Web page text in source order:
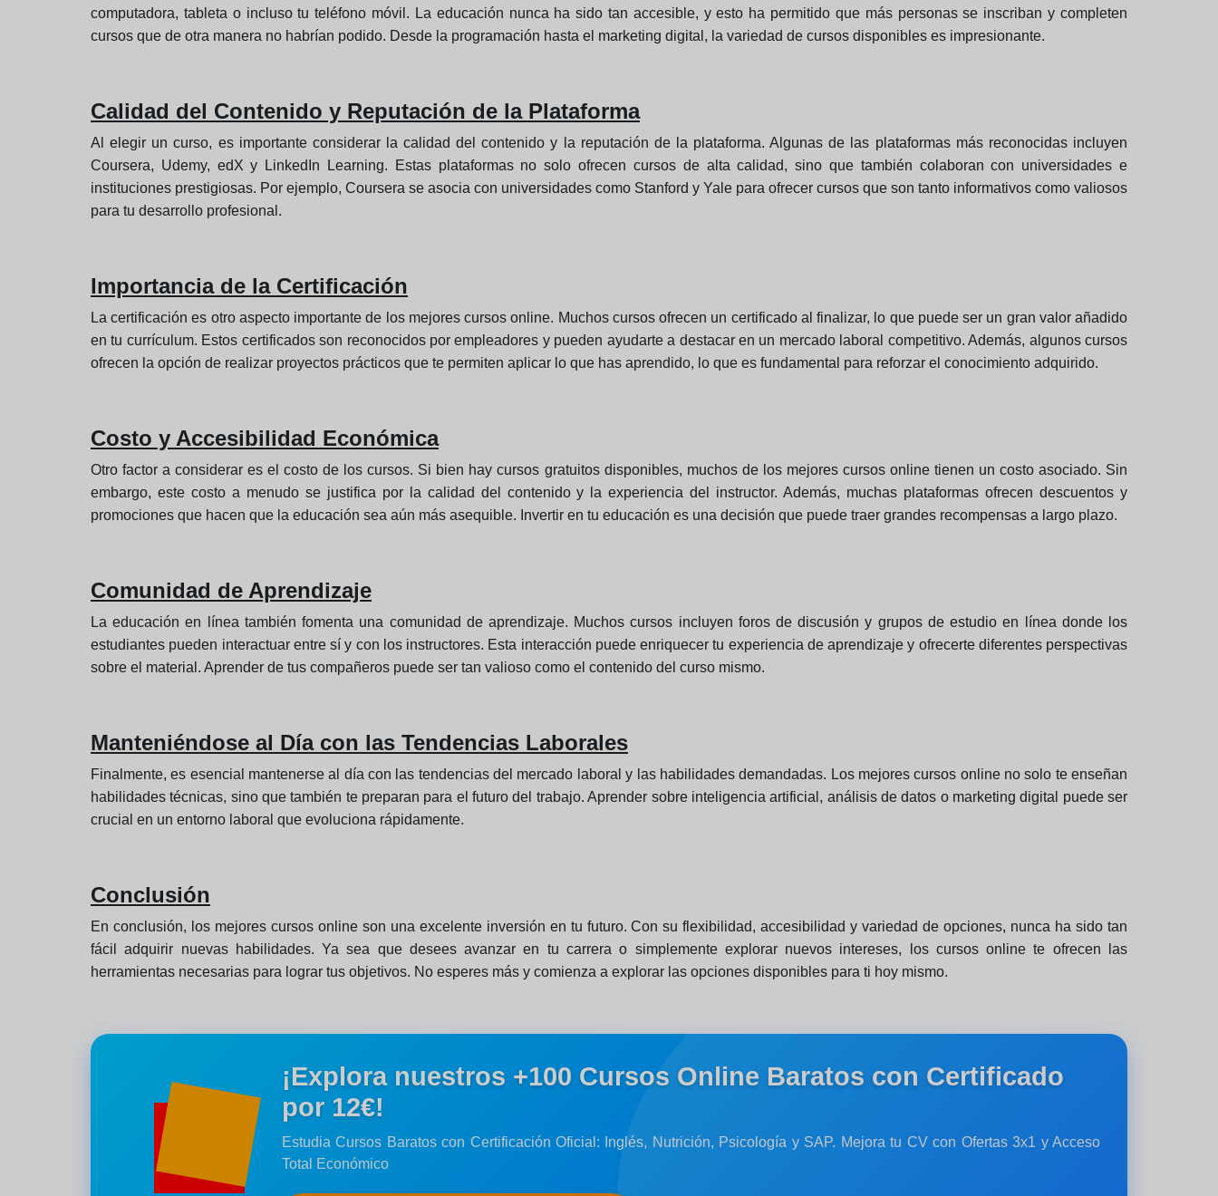
computadora, tableta o incluso tu teléfono móvil. La educación nunca ha sido tan accesible, y esto ha permitido que más personas se inscriban y completen
cursos que de otra manera no habrían podido. Desde la programación hasta el marketing digital, la variedad de cursos disponibles es impresionante.
Calidad del Contenido y Reputación de la Plataforma
Al elegir un curso, es importante considerar la calidad del contenido y la reputación de la plataforma. Algunas de las plataformas más reconocidas incluyen
Coursera, Udemy, edX y LinkedIn Learning. Estas plataformas no solo ofrecen cursos de alta calidad, sino que también colaboran con universidades e
instituciones prestigiosas. Por ejemplo, Coursera se asocia con universidades como Stanford y Yale para ofrecer cursos que son tanto informativos como valiosos
para tu desarrollo profesional.
Importancia de la Certificación
La certificación es otro aspecto importante de los mejores cursos online. Muchos cursos ofrecen un certificado al finalizar, lo que puede ser un gran valor añadido
en tu currículum. Estos certificados son reconocidos por empleadores y pueden ayudarte a destacar en un mercado laboral competitivo. Además, algunos cursos
ofrecen la opción de realizar proyectos prácticos que te permiten aplicar lo que has aprendido, lo que es fundamental para reforzar el conocimiento adquirido.
Costo y Accesibilidad Económica
Otro factor a considerar es el costo de los cursos. Si bien hay cursos gratuitos disponibles, muchos de los mejores cursos online tienen un costo asociado. Sin
embargo, este costo a menudo se justifica por la calidad del contenido y la experiencia del instructor. Además, muchas plataformas ofrecen descuentos y
promociones que hacen que la educación sea aún más asequible. Invertir en tu educación es una decisión que puede traer grandes recompensas a largo plazo.
Comunidad de Aprendizaje
La educación en línea también fomenta una comunidad de aprendizaje. Muchos cursos incluyen foros de discusión y grupos de estudio en línea donde los
estudiantes pueden interactuar entre sí y con los instructores. Esta interacción puede enriquecer tu experiencia de aprendizaje y ofrecerte diferentes perspectivas
sobre el material. Aprender de tus compañeros puede ser tan valioso como el contenido del curso mismo.
Manteniéndose al Día con las Tendencias Laborales
Finalmente, es esencial mantenerse al día con las tendencias del mercado laboral y las habilidades demandadas. Los mejores cursos online no solo te enseñan
habilidades técnicas, sino que también te preparan para el futuro del trabajo. Aprender sobre inteligencia artificial, análisis de datos o marketing digital puede ser
crucial en un entorno laboral que evoluciona rápidamente.
Conclusión
En conclusión, los mejores cursos online son una excelente inversión en tu futuro. Con su flexibilidad, accesibilidad y variedad de opciones, nunca ha sido tan
fácil adquirir nuevas habilidades. Ya sea que desees avanzar en tu carrera o simplemente explorar nuevos intereses, los cursos online te ofrecen las
herramientas necesarias para lograr tus objetivos. No esperes más y comienza a explorar las opciones disponibles para ti hoy mismo.
¡Explora nuestros +100 Cursos Online Baratos con Certificado
por 12€!
Estudia Cursos Baratos con Certificación Oficial: Inglés, Nutrición, Psicología y SAP. Mejora tu CV con Ofertas 3x1 y Acceso
Total Económico